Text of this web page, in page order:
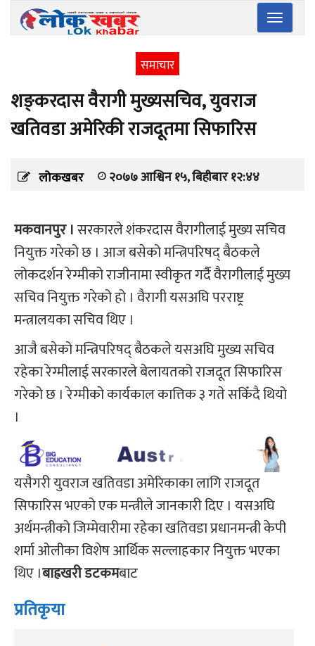
Toggle
समाचार
शङ्‍करदास वैरागी मुख्यसचिव, युवराज
खतिवडा अमेरिकी राजदूतमा सिफारिस
लोकखबर २०७७ आश्विन १५, बिहीबार १२:४४
मकवानपुर ।सरकारले शंकरदास वैरागीलाई मुख्य सचिव
नियुक्त गरेको छ । आज बसेको मन्त्रिपरिषद् बैठकले
लोकदर्शन रेग्मीको राजीनामा स्वीकृत गर्दै वैरागीलाई मुख्य
सचिव नियुक्त गरेको हो । वैरागी यसअघि परराष्ट्र
मन्त्रालयका सचिव थिए ।
आजै बसेको मन्त्रिपरिषद् बैठकले यसअघि मुख्य सचिव
रहेका रेग्मीलाई सरकारले बेलायतको राजदूत सिफारिस
गरेको छ । रेग्मीको कार्यकाल कात्तिक ३ गते सकिँदै थियो
।
यसैगरी युवराज खतिवडा अमेरिकाका लागि राजदूत
सिफारिस भएको एक मन्त्रीले जानकारी दिए । यसअघि
अर्थमन्त्रीको जिम्मेवारीमा रहेका खतिवडा प्रधानमन्त्री केपी
शर्मा ओलीका विशेष आर्थिक सल्लाहकार नियुक्त भएका
थिए ।बाह्रखरी डटकमबाट
प्रतिकृया